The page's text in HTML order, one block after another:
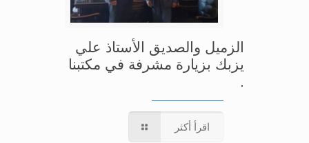
الزميل والصديق الأستاذ علي
يزبك بزيارة مشرفة في مكتبنا
.
اقرأ أكثر